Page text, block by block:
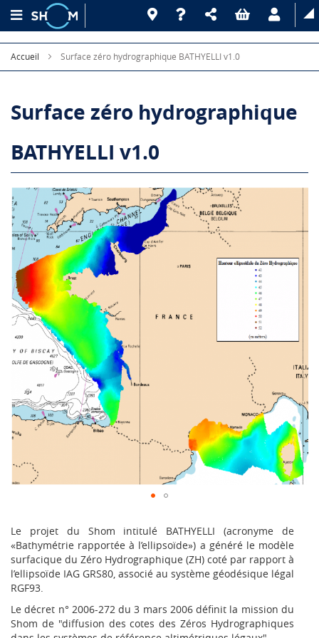
Accueil Surface zéro hydrographique BATHYELLI v1.0
Surface zéro hydrographique
BATHYELLI v1.0
Le projet du Shom intitulé BATHYELLI (acronyme de
«Bathymétrie rapportée à l’ellipsoïde») a généré le modèle
surfacique du Zéro Hydrographique (ZH) coté par rapport à
l’ellipsoïde IAG GRS80, associé au système géodésique légal
RGF93.
Le décret n° 2006-272 du 3 mars 2006 définit la mission du
Shom de "diffusion des cotes des Zéros Hydrographiques